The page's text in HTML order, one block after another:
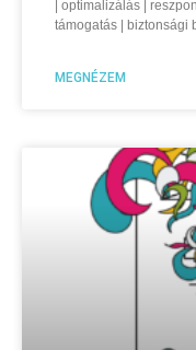
| optimalizálás |
támogatás | biztonsági
MEGNÉZEM